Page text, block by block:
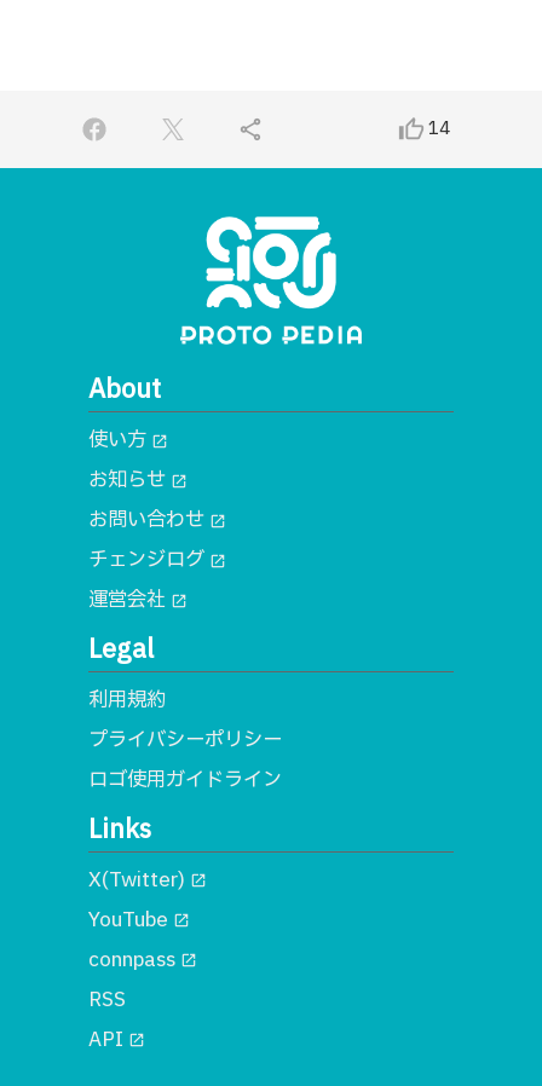
share thumb_up_alt14
About
使い方 open_in_new
お知らせ open_in_new
お問い合わせ open_in_new
チェンジログ open_in_new
運営会社 open_in_new
Legal
利用規約
プライバシーポリシー
ロゴ使用ガイドライン
Links
X(Twitter) open_in_new
YouTube open_in_new
connpass open_in_new
RSS
API open_in_new